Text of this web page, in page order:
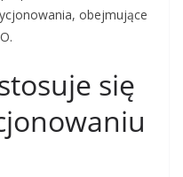
obejmujące
się